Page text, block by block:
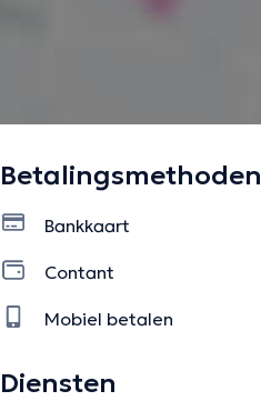
Betalingsmethoden
Bankkaart
Contant
Mobiel betalen
Diensten